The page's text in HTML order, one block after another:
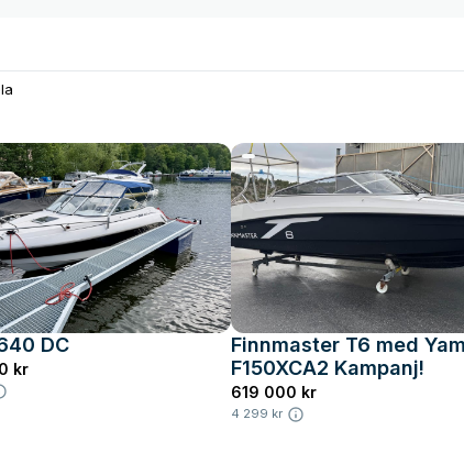
DC
kr
Finnmaster T6 med
F150XCA2 Kampanj!
619 000 kr
4 299 kr